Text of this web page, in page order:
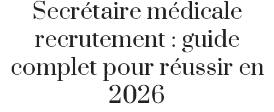
Secrétaire médicale
recrutement : guide
complet pour réussir en
2026